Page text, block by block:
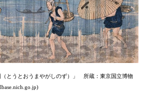
とうとおうまやがしのず）」 所蔵：東京国立博物